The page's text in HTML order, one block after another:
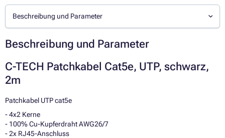
Beschreibung und Parameter
Beschreibung und Parameter
C-TECH Patchkabel Cat5e, UTP, schwarz,
2m
Patchkabel UTP cat5e
- 4x2 Kerne
- 100% Cu-Kupferdraht AWG26/7
- 2x RJ45-Anschluss